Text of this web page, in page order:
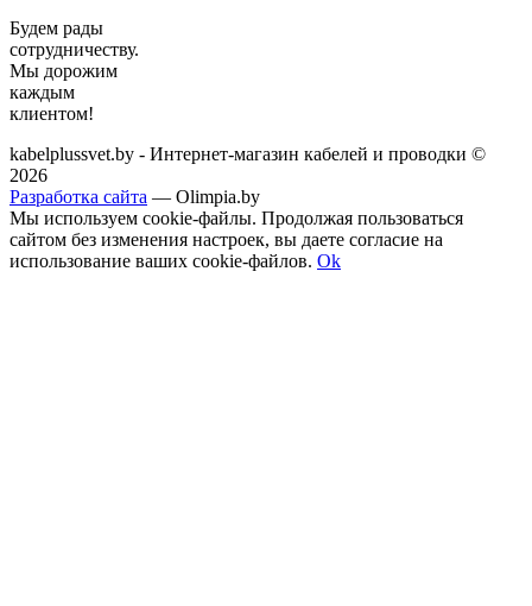
Будем рады
сотрудничеству.
Мы дорожим
каждым
клиентом!
kabelplussvet.by - Интернет-магазин кабелей и проводки ©
2026
Разработка сайта — Olimpia.by
Мы используем cookie-файлы. Продолжая пользоваться
сайтом без изменения настроек, вы даете согласие на
использование ваших cookie-файлов. Ok